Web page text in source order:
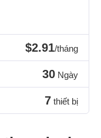
$2.91/tháng
30 Ngày
7 thiết bị